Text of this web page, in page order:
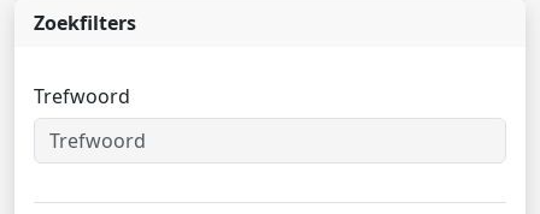
Zoekfilters
Trefwoord